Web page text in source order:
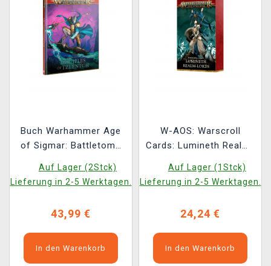
Buch Warhammer Age
of Sigmar: Battletome
(2026) ENG
Auf Lager (2Stck)
Lieferung in 2-5 Werktagen.
43,99 €
In den Warenkorb
W-AOS: Warscroll
Cards: Lumineth Realm-
Auf Lager (1Stck)
Lieferung in 2-5 Werktagen.
24,24 €
In den Warenkorb